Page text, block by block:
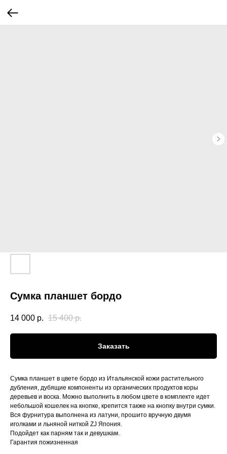
Сумка планшет бордо
14 000 р. 15 400 р.
Заказать
Сумка планшет в цвете бордо из Итальянской кожи растительного
дубления, дубящие компоненты из органических продуктов коры
деревьев и воска. Можно выполнить в любом цвете в комплекте идет
небольшой кошелек на кнопке, крепится также на кнопку внутри сумки.
Вся фурнитура выполнена из латуни, прошито вручную двумя
иголками и льняной ниткой ZJ Япония.
Подойдет как парням так и девушкам.
Гарантия пожизненная